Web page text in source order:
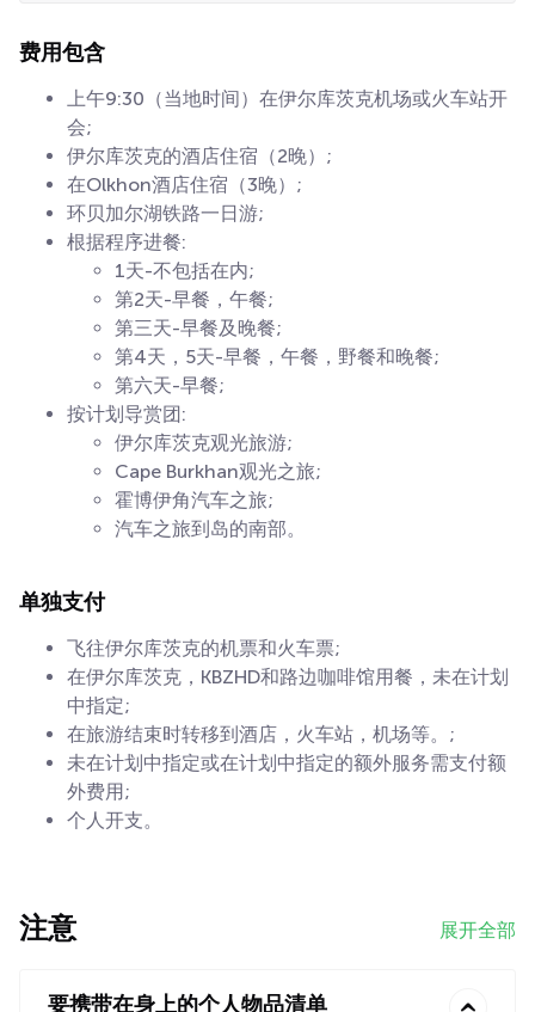
费用包含
上午9:30（当地时间）在伊尔库茨克机场或火车站开
会;
伊尔库茨克的酒店住宿（2晚）;
在Olkhon酒店住宿（3晚）;
环贝加尔湖铁路一日游;
根据程序进餐:
1天-不包括在内;
第2天-早餐，午餐;
第三天-早餐及晚餐;
第4天，5天-早餐，午餐，野餐和晚餐;
第六天-早餐;
按计划导赏团:
伊尔库茨克观光旅游;
Cape Burkhan观光之旅;
霍博伊角汽车之旅;
汽车之旅到岛的南部。
单独支付
飞往伊尔库茨克的机票和火车票;
在伊尔库茨克，KBZHD和路边咖啡馆用餐，未在计划
中指定;
在旅游结束时转移到酒店，火车站，机场等。;
未在计划中指定或在计划中指定的额外服务需支付额
外费用;
个人开支。
注意 展开全部
要携带在身上的个人物品清单